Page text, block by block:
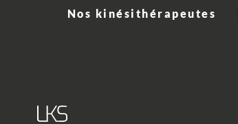
Nos kinésithérapeutes